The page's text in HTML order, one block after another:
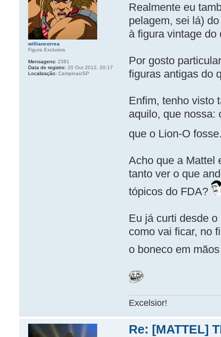
Realmente eu
pelagem, sei lá)
à figura vintage do
Por gosto
figuras antigas do
Enfim, tenho visto
aquilo, que nossa:
que o Lion-O
Acho que a Mattel
tanto ver o que
tópicos do FDA?
Eu já curti desde
como vai ficar, no
o boneco em
Excelsior!
williancorrea
Figura Exclusiva
Mensagens: 2381
Data de registro: 20 Out 2012, 20:17
Localização: Campinas/SP
Re: [MATTEL]